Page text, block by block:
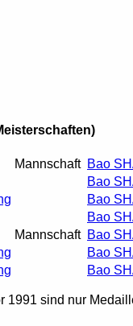
Mannschaft Bao
Bao
Bao
Bao
Mannschaft Bao
Bao
Bao
1991 sind nur